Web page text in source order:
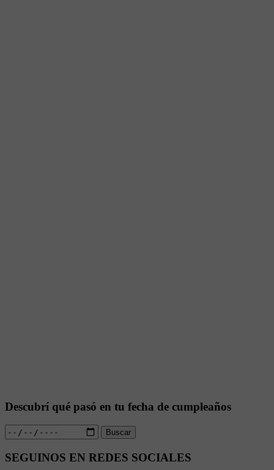
Descubrí qué pasó en tu fecha de cumpleaños
Buscar
SEGUINOS EN REDES SOCIALES